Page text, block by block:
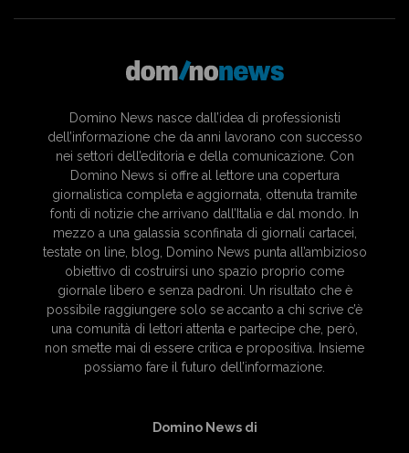
Domino News nasce dall’idea di professionisti
dell’informazione che da anni lavorano con successo
nei settori dell’editoria e della comunicazione. Con
Domino News si offre al lettore una copertura
giornalistica completa e aggiornata, ottenuta tramite
fonti di notizie che arrivano dall’Italia e dal mondo. In
mezzo a una galassia sconfinata di giornali cartacei,
testate on line, blog, Domino News punta all’ambizioso
obiettivo di costruirsi uno spazio proprio come
giornale libero e senza padroni. Un risultato che è
possibile raggiungere solo se accanto a chi scrive c’è
una comunità di lettori attenta e partecipe che, però,
non smette mai di essere critica e propositiva. Insieme
possiamo fare il futuro dell’informazione.
Domino News di